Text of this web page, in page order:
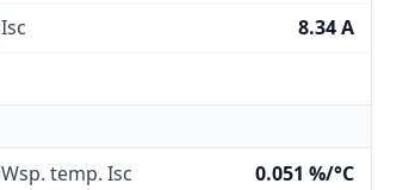
Isc
8.34 A
Wsp. temp. Isc
0.051 %/°C